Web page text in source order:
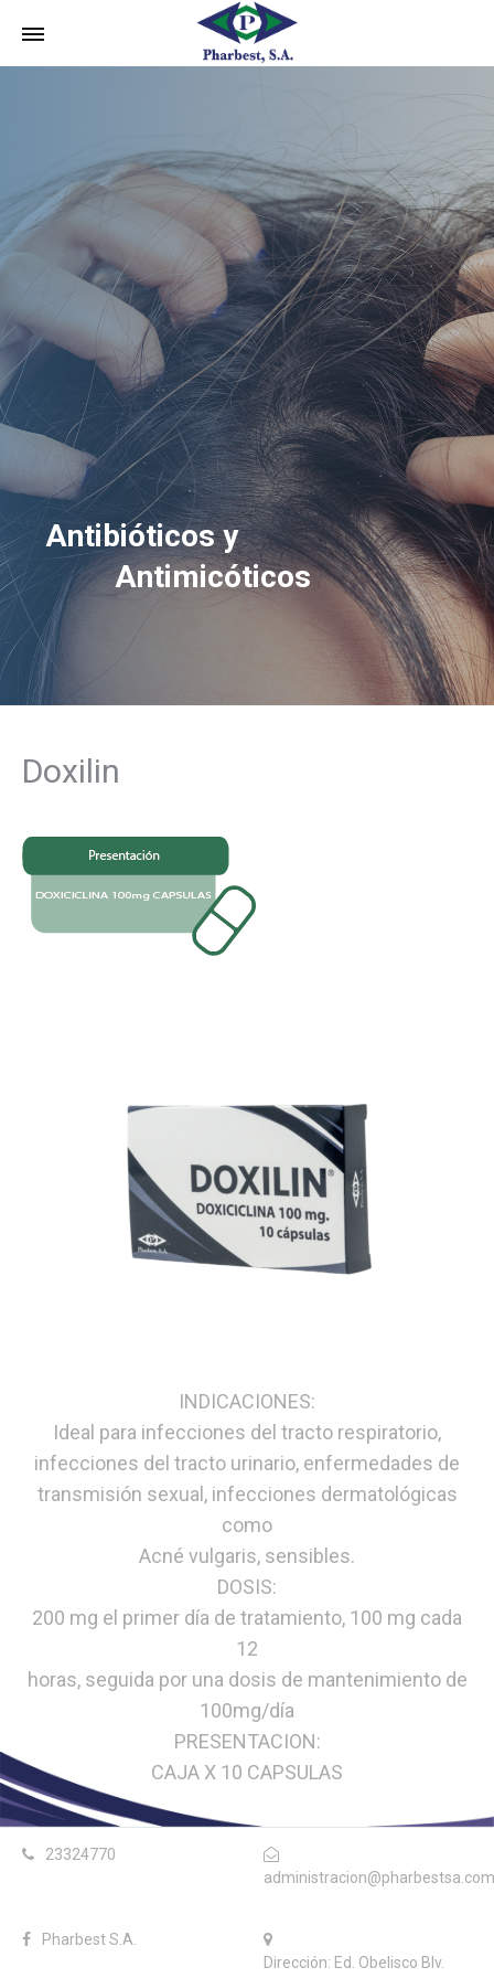
Antibióticos y
Antimicóticos
Doxilin
INDICACIONES:
Ideal para infecciones del tracto respiratorio,
infecciones del tracto urinario, enfermedades de
transmisión sexual, infecciones dermatológicas
como
Acné vulgaris, sensibles.
DOSIS:
200 mg el primer día de tratamiento, 100 mg cada
12
horas, seguida por una dosis de mantenimiento de
100mg/día
PRESENTACION:
CAJA X 10 CAPSULAS
23324770
administracion@pharbestsa.com
Pharbest S.A.
Dirección: Ed. Obelisco Blv.